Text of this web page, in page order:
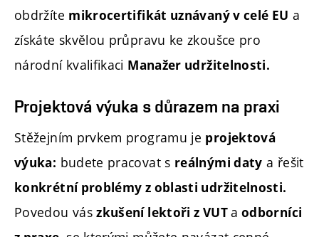
obdržíte mikrocertifikát uznávaný v celé EU a
získáte skvělou průpravu ke zkoušce pro
národní kvalifikaci Manažer udržitelnosti.
Projektová výuka s důrazem na praxi
Stěžejním prvkem programu je projektová
výuka: budete pracovat s reálnými daty a řešit
konkrétní problémy z oblasti udržitelnosti.
Povedou vászkušení lektoři z VUTa odborníci